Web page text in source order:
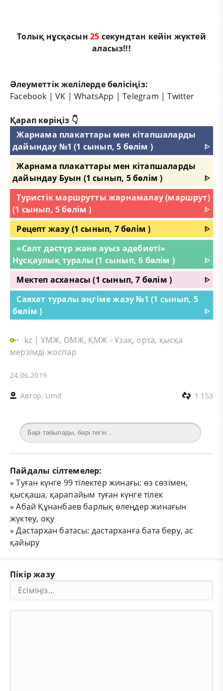
Толық нұсқасын25 секундтан кейін жүктей
аласыз!!!
Әлеуметтік желілерде бөлісіңіз:
Facebook |VK |WhatsApp |Telegram |Twitter
Қарап көріңіз 👇
Жарнама плакаттары мен кітапшаларды
дайындау №1 (1 сынып, 5 бөлім )
ᐈ
Жарнама плакаттары мен кітапшаларды
дайындау Буын (1 сынып, 5 бөлім )
ᐈ
Туристік маршрутты жарнамалау (маршрут)
(1 сынып, 5 бөлім )
ᐈ
Рецепт жазу (1 сынып, 7 бөлім )
ᐈ
«Cалт дәстүр және ауыз әдебиеті»
Нұсқаулық туралы (1 сынып, 6 бөлім )
ᐈ
Мектеп асханасы (1 сынып, 7 бөлім )
ᐈ
Саяхат туралы әңгіме жазу №1 (1 сынып, 5
бөлім )
ᐈ
kz |ҰМЖ, ОМЖ, ҚМЖ - Ұзақ, орта, қысқа
мерзімді жоспар
24.06.2019
Автор: Umit 1 153
Пайдалы сілтемелер:
»Туған күнге 99 тілектер жинағы: өз сөзімен,
қысқаша, қарапайым туған күнге тілек
»Абай Құнанбаев барлық өлеңдер жинағын
жүктеу, оқу
»Дастархан батасы: дастарханға бата беру, ас
қайыру
Пікір жазу